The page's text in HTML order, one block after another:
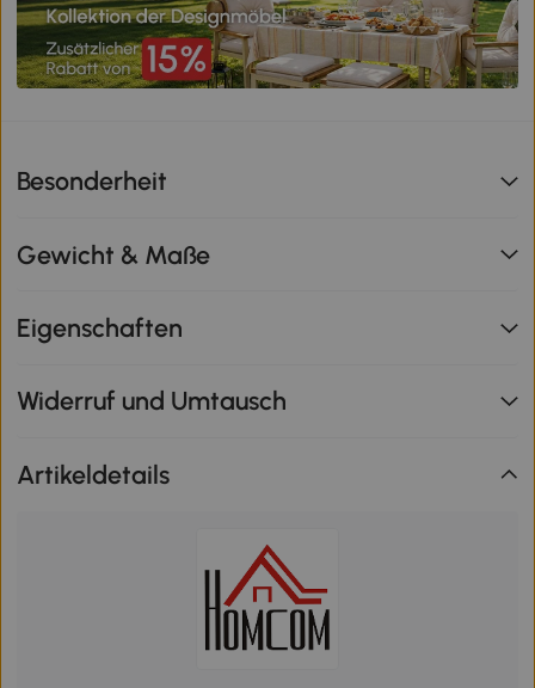
Besonderheit
Gewicht & Maße
Eigenschaften
Widerruf und Umtausch
Artikeldetails